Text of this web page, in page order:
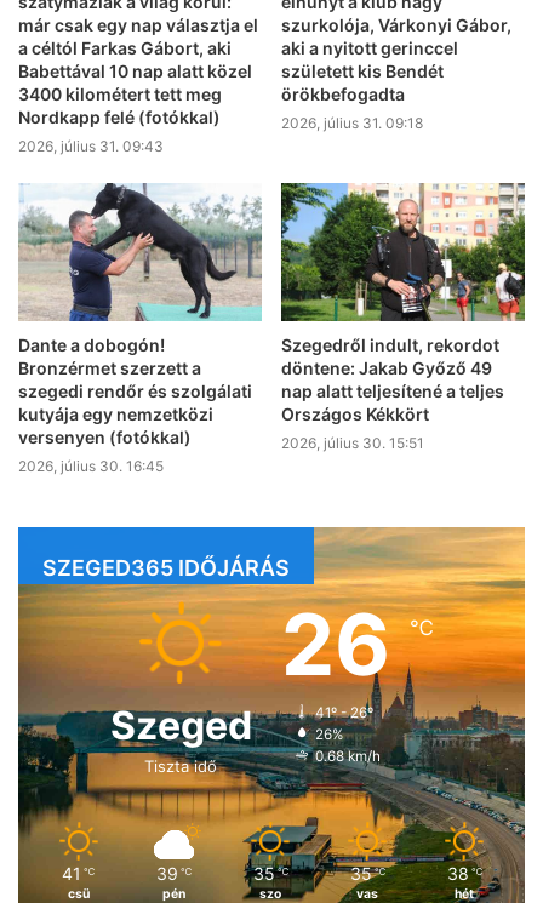
már csak egy nap választja el
a céltól Farkas Gábort, aki
Babettával 10 nap alatt közel
3400 kilométert tett meg
Nordkapp felé (fotókkal)
2026, július 31. 09:43
szurkolója, Várkonyi Gábor,
aki a nyitott gerinccel
született kis Bendét
örökbefogadta
2026, július 31. 09:18
Dante a dobogón!
Bronzérmet szerzett a
szegedi rendőr és szolgálati
kutyája egy nemzetközi
versenyen (fotókkal)
2026, július 30. 16:45
Szegedről indult, rekordot
döntene: Jakab Győző 49
nap alatt teljesítené a teljes
Országos Kékkört
2026, július 30. 15:51
SZEGED365 IDŐJÁRÁS
Szeged
Tiszta idő
26℃
41º - 26º
26%
0.68 km/h
41 ℃
csü
39 ℃
pén
35 ℃
szo
35 ℃
vas
38 ℃
hét